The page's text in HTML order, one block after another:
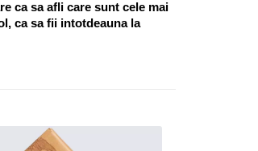
ca sa afli care sunt cele mai
ca sa fii intotdeauna la